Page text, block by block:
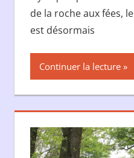
de la roche aux fées,
est désormais
Continuer la lecture